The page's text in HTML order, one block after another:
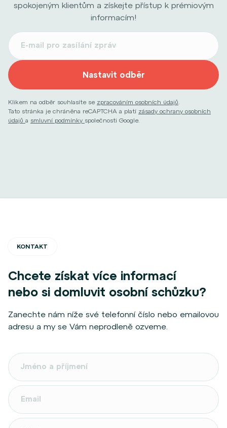
spokojeným klientům a získejte přístup k prémiovým
informacím!
Nastavit odběr
Klikem na odběr souhlasíte se zpracováním osobních údajů.
Tato stránka je chráněna reCAPTCHA a platí zásady ochrany osobních
údajů a smluvní podmínky společnosti Google.
KONTAKT
Chcete získat více informací
nebo si domluvit osobní schůzku?
Zanechte nám níže své telefonní číslo nebo emailovou
adresu a my se Vám neprodleně ozveme.